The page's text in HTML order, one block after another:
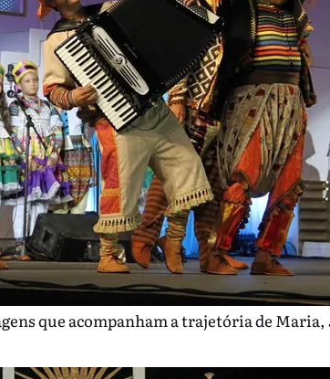
que acompanham a trajetória de Maria,